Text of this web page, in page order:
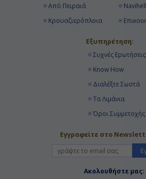
Από Πειραιά
Κρουαζιερόπλοια
Εξυπηρέτηση:
Συχνές Ερωτήσεις!
Know How
Διαλέξτε Σωστά
Τα Λιμάνια
Όροι Συμμετοχής
Εγγραφείτε στο
Ακολουθήστε μας: